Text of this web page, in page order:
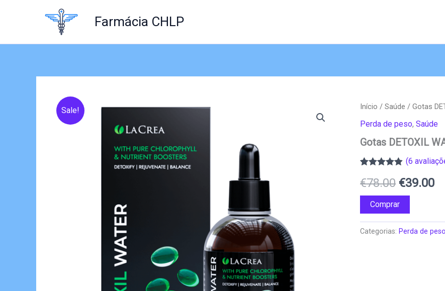
Farmácia CHLP
Sale! Início /Saúde / Gotas
Perda de peso,Saúde
Gotas DETOXIL
com4.83em
5 com base
em
classificações
de clientes
(6
€78.00 O
preço
original
€39.00O
Comprar
Categorias: Perda de